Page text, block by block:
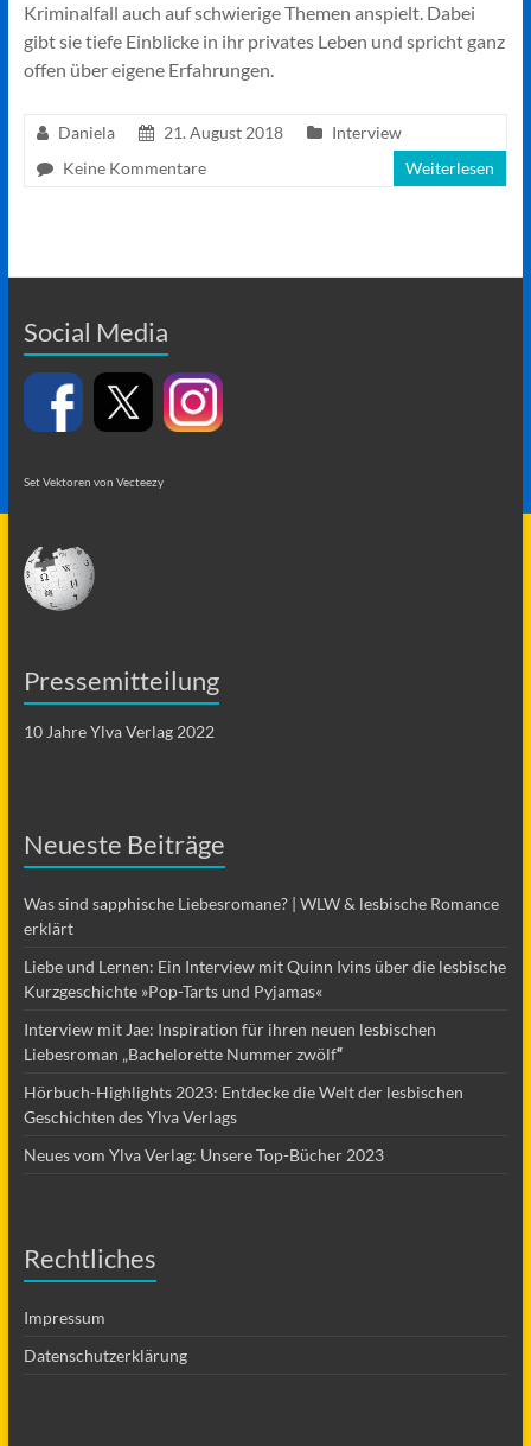
Kriminalfall auch auf schwierige Themen anspielt. Dabei
gibt sie tiefe Einblicke in ihr privates Leben und spricht ganz
offen über eigene Erfahrungen.
Daniela 21. August 2018
Interview
Keine Kommentare
Weiterlesen
Social Media
Set Vektoren von Vecteezy
Pressemitteilung
10 Jahre Ylva Verlag 2022
Neueste Beiträge
Was sind sapphische Liebesromane? | WLW & lesbische Romance
erklärt
Liebe und Lernen: Ein Interview mit Quinn Ivins über die lesbische
Kurzgeschichte »Pop-Tarts und Pyjamas«
Interview mit Jae: Inspiration für ihren neuen lesbischen
Liebesroman „Bachelorette Nummer zwölf“
Hörbuch-Highlights 2023: Entdecke die Welt der lesbischen
Geschichten des Ylva Verlags
Neues vom Ylva Verlag: Unsere Top-Bücher 2023
Rechtliches
Impressum
Datenschutzerklärung